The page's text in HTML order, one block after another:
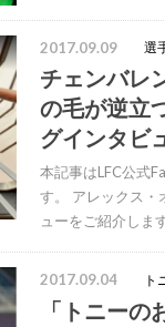
2017.09.09 選
チェンバレ
の毛が逆立
グインタビ
本記事はLFC公式
す。 アレックス・
ューをご紹介しま
2017.09.04 ト
「トニーの